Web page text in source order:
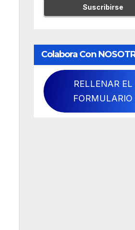
Colabora Con
RELLENAR EL
FORMULARIO